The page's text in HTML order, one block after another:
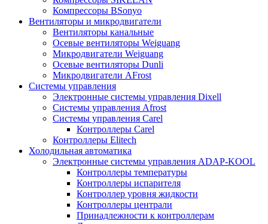
Компрессоры BSonyo
Вентиляторы и микродвигатели
Вентиляторы канальные
Осевые вентиляторы Weiguang
Микродвигатели Weiguang
Осевые вентиляторы Dunli
Микродвигатели AFrost
Системы управления
Электронные системы управления Dixell
Системы управления Afrost
Системы управления Carel
Контроллеры Carel
Контроллеры Elitech
Холодильная автоматика
Электронные системы управления ADAP-KOOL
Контроллеры температуры
Контроллеры испарителя
Контроллер уровня жидкости
Контроллеры централи
Принадлежности к контроллерам